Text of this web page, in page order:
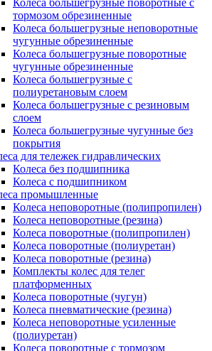
Колеса большегрузные поворотные с
тормозом обрезиненные
Колеса большегрузные неповоротные
чугунные обрезиненные
Колеса большегрузные поворотные
чугунные обрезиненные
Колеса большегрузные с
полиуретановым слоем
Колеса большегрузные с резиновым
слоем
Колеса большегрузные чугунные без
покрытия
для тележек гидравлических
Колеса без подшипника
Колеса с подшипником
промышленные
Колеса неповоротные (полипропилен)
Колеса неповоротные (резина)
Колеса поворотные (полипропилен)
Колеса поворотные (полиуретан)
Колеса поворотные (резина)
Комплекты колес для телег
платформенных
Колеса поворотные (чугун)
Колеса пневматические (резина)
Колеса неповоротные усиленные
(полиуретан)
Колеса поворотные c тормозом